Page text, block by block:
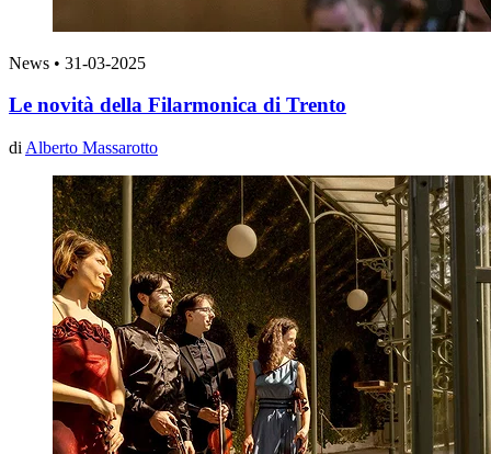
News • 31-03-2025
Le novità della Filarmonica di Trento
di Alberto Massarotto